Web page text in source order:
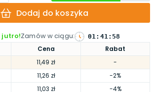
Cena
Rabat
11,49 zł
-
11,26 zł
-2%
11,03 zł
-4%
Dodaj do koszyka
jutro!Zamów w ciągu: 01: 41: 57